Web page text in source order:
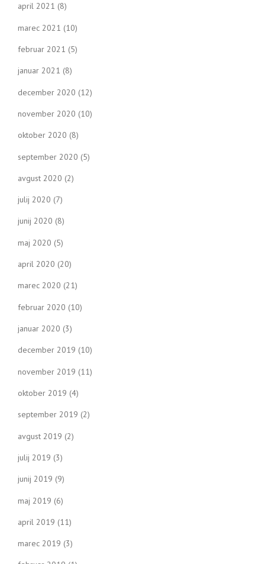
april 2021 (8)
marec 2021 (10)
februar 2021 (5)
januar 2021 (8)
december 2020 (12)
november 2020 (10)
oktober 2020 (8)
september 2020 (5)
avgust 2020 (2)
julij 2020 (7)
junij 2020 (8)
maj 2020 (5)
april 2020 (20)
marec 2020 (21)
februar 2020 (10)
januar 2020 (3)
december 2019 (10)
november 2019 (11)
oktober 2019 (4)
september 2019 (2)
avgust 2019 (2)
julij 2019 (3)
junij 2019 (9)
maj 2019 (6)
april 2019 (11)
marec 2019 (3)